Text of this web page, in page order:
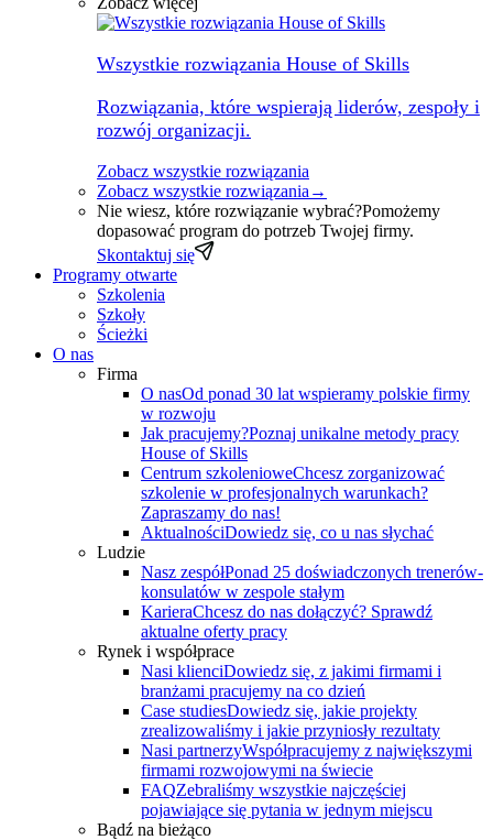
Wszystkie rozwiązania House of Skills
Rozwiązania, które wspierają liderów, zespoły i
rozwój organizacji.
Zobacz wszystkie rozwiązania
Zobacz wszystkie rozwiązania →
Nie wiesz, które rozwiązanie wybrać?Pomożemy
dopasować program do potrzeb Twojej firmy.
Skontaktuj się
Programy otwarte
Szkolenia
Szkoły
Ścieżki
O nas
Firma
O nasOd ponad 30 lat wspieramy polskie firmy
w rozwoju
Jak pracujemy?Poznaj unikalne metody pracy
House of Skills
Centrum szkolenioweChcesz zorganizować
szkolenie w profesjonalnych warunkach?
Zapraszamy do nas!
AktualnościDowiedz się, co u nas słychać
Ludzie
Nasz zespółPonad 25 doświadczonych trenerów-
konsulatów w zespole stałym
KarieraChcesz do nas dołączyć? Sprawdź
aktualne oferty pracy
Rynek i współprace
Nasi klienciDowiedz się, z jakimi firmami i
branżami pracujemy na co dzień
Case studiesDowiedz się, jakie projekty
zrealizowaliśmy i jakie przyniosły rezultaty
Nasi partnerzyWspółpracujemy z największymi
firmami rozwojowymi na świecie
FAQZebraliśmy wszystkie najczęściej
pojawiające się pytania w jednym miejscu
Bądź na bieżąco